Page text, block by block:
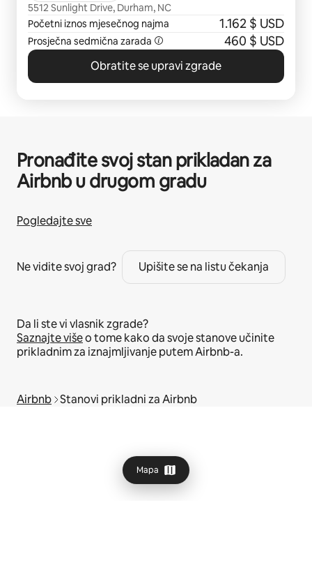
5512 Sunlight Drive, Durham, NC
Početni iznos mjesečnog najma
1.162 $ USD
Prosječna sedmična zarada 460 $ USD
Obratite se upravi zgrade
Mapa
Pronađite svoj stan prikladan za
Airbnb u drugom gradu
Pogledajte sve
Ne vidite svoj grad? Upišite se na listu čekanja
Da li ste vi vlasnik zgrade?
Saznajte višeo tome kako da svoje stanove učinite
prikladnim za iznajmljivanje putem Airbnb-a.
Airbnb Stanovi prikladni za Airbnb